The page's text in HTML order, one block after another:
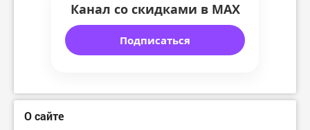
Канал со скидками в MAX
Подписаться
О сайте